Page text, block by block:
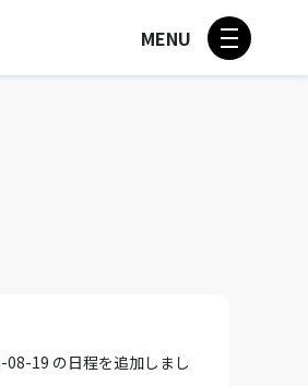
MENU
19 の日程を追加しまし